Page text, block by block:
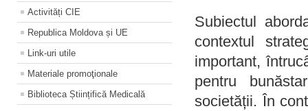
Activități CIE
Republica Moldova și UE
Link-uri utile
Materiale promoţionale
Biblioteca Științifică Medicală
Subiectul
contextul
important,
pentru
societății. În